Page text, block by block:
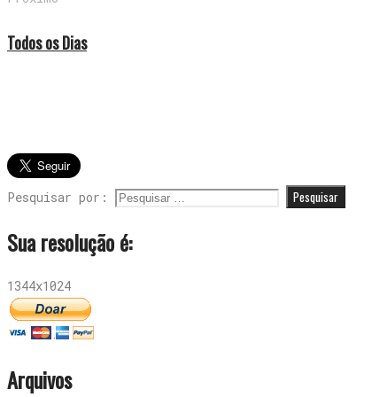
Todos os Dias
Pesquisar por:
Sua resolução é:
1344x1024
Arquivos